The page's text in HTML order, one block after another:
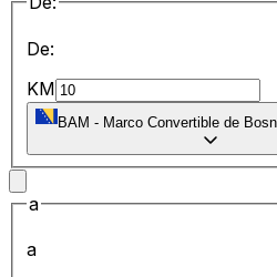
De:
KM
BAM - Marco Convertible de
a
a